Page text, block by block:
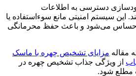
دسترسی به اطلاعات
سیستم امنیتی مانع سوءاستفاده یا
حساس می‌شود و باعث حفظ محرمانگی
مقاله مزایای تشخیص چهره با ماسک
از ویژگی جذاب تشخیص چهره در
مطلع شود.